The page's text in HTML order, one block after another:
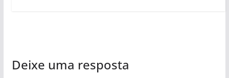
Deixe uma resposta